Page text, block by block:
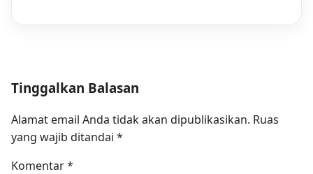
Tinggalkan Balasan
Alamat email Anda tidak akan dipublikasikan. Ruas
yang wajib ditandai *
Komentar*